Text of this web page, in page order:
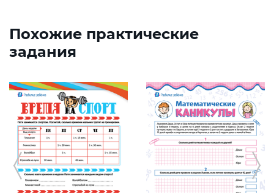
Похожие практические
задания